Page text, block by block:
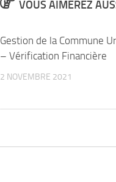
VOUS AIMEREZ
Gestion de la Commune
– Vérification Financière
2 NOVEMBRE 2021